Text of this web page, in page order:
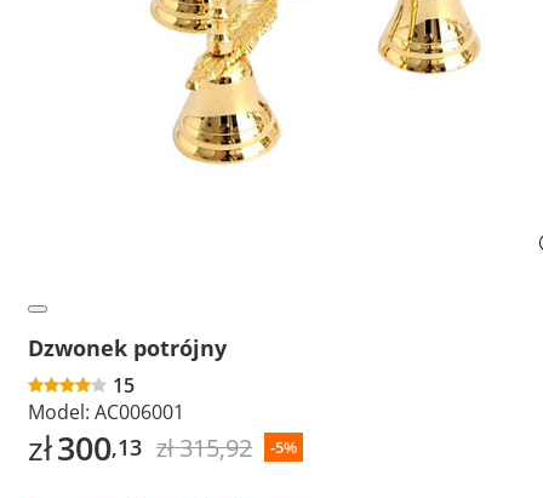
Dzwonek potrójny
15
Model: AC006001
zł300,13 zł 315,92 -5%